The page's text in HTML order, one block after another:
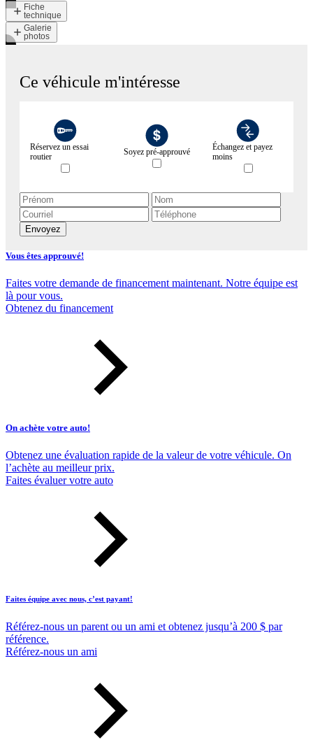
Fiche
technique
Galerie
photos
Ce véhicule m'intéresse
Réservez un essai
routier
Soyez pré-approuvé
Échangez et payez
moins
Envoyez
Vous êtes approuvé!
Faites votre demande de financement maintenant. Notre équipe est
là pour vous.
Obtenez du financement
On achète votre auto!
Obtenez une évaluation rapide de la valeur de votre véhicule. On
l’achète au meilleur prix.
Faites évaluer votre auto
Faites équipe avec nous, c’est payant!
Référez-nous un parent ou un ami et obtenez jusqu’à 200 $ par
référence.
Référez-nous un ami